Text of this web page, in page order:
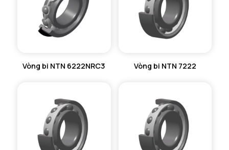
Vòng bi NTN 6222NRC3 Vòng bi NTN 7222